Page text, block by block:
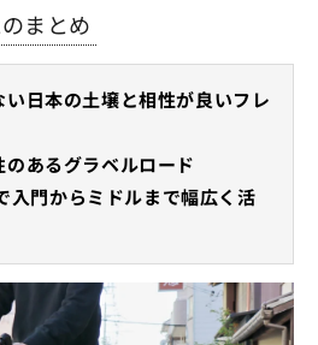
まとめ
日本の土壌と相性が良いフレ
あるグラベルロード
門からミドルまで幅広く活